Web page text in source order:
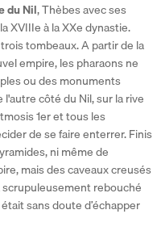
du Nil, Thèbes avec ses
XVIIIe à la XXe dynastie.
tombeaux. A partir de la
empire, les pharaons ne
ou des monuments
côté du Nil, sur la rive
1er et tous les
de se faire enterrer. Finis
ni même de
mais des caveaux creusés
rebouché
sans doute d’échapper